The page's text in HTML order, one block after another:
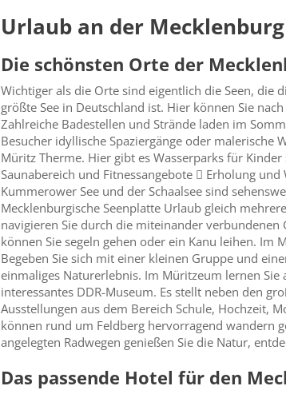
Urlaub an der
Die schönsten Orte der
Wichtiger als die Orte sind eigentlich die Seen, die
größte See in Deutschland ist. Hier können Sie
Zahlreiche Badestellen und Strände laden im
Besucher idyllische Spaziergänge oder malerische
Müritz Therme. Hier gibt es Wasserparks für
Saunabereich und Fitnessangebote  Erholung
Kummerower See und der Schaalsee sind
Mecklenburgische Seenplatte Urlaub gleich
navigieren Sie durch die miteinander
können Sie segeln gehen oder ein Kanu leihen. Im
Begeben Sie sich mit einer kleinen Gruppe und
einmaliges Naturerlebnis. Im Müritzeum lernen
interessantes DDR-Museum. Es stellt neben den
Ausstellungen aus dem Bereich Schule, Hochzeit,
können rund um Feldberg hervorragend wandern
angelegten Radwegen genießen Sie die Natur,
Das passende Hotel für den